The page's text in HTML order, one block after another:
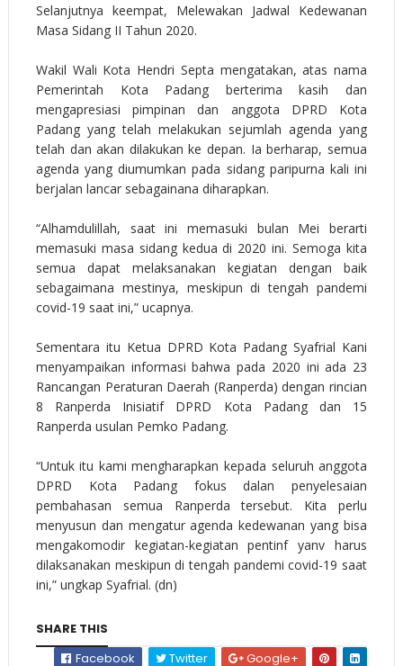
Selanjutnya keempat, Melewakan Jadwal Kedewanan
Masa Sidang II Tahun 2020.
Wakil Wali Kota Hendri Septa mengatakan, atas nama
Pemerintah Kota Padang berterima kasih dan
mengapresiasi pimpinan dan anggota DPRD Kota
Padang yang telah melakukan sejumlah agenda yang
telah dan akan dilakukan ke depan. Ia berharap, semua
agenda yang diumumkan pada sidang paripurna kali ini
berjalan lancar sebagainana diharapkan.
“Alhamdulillah, saat ini memasuki bulan Mei berarti
memasuki masa sidang kedua di 2020 ini. Semoga kita
semua dapat melaksanakan kegiatan dengan baik
sebagaimana mestinya, meskipun di tengah pandemi
covid-19 saat ini,” ucapnya.
Sementara itu Ketua DPRD Kota Padang Syafrial Kani
menyampaikan informasi bahwa pada 2020 ini ada 23
Rancangan Peraturan Daerah (Ranperda) dengan rincian
8 Ranperda Inisiatif DPRD Kota Padang dan 15
Ranperda usulan Pemko Padang.
“Untuk itu kami mengharapkan kepada seluruh anggota
DPRD Kota Padang fokus dalan penyelesaian
pembahasan semua Ranperda tersebut. Kita perlu
menyusun dan mengatur agenda kedewanan yang bisa
mengakomodir kegiatan-kegiatan pentinf yanv harus
dilaksanakan meskipun di tengah pandemi covid-19 saat
ini,” ungkap Syafrial. (dn)
SHARE THIS
Facebook
Twitter Google+